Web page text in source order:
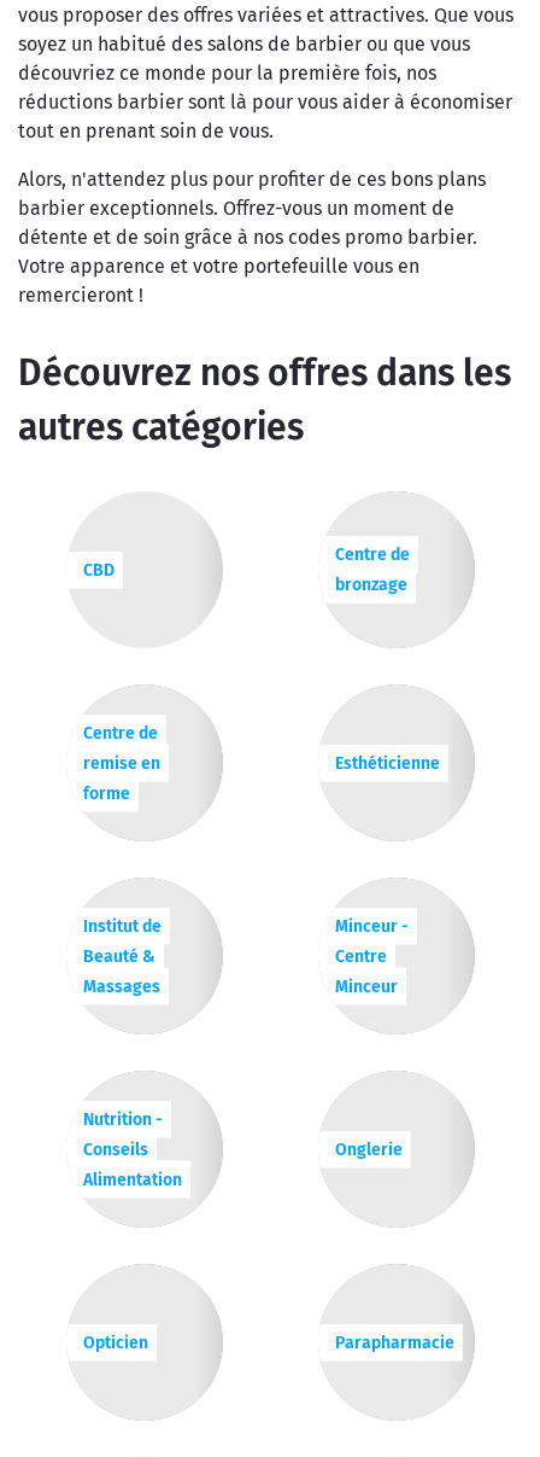
vous proposer des offres variées et attractives. Que vous
soyez un habitué des salons de barbier ou que vous
découvriez ce monde pour la première fois, nos
réductions barbier sont là pour vous aider à économiser
tout en prenant soin de vous.
Alors, n'attendez plus pour profiter de ces bons plans
barbier exceptionnels. Offrez-vous un moment de
détente et de soin grâce à nos codes promo barbier.
Votre apparence et votre portefeuille vous en
remercieront !
Découvrez nos offres dans les
autres catégories
CBD
Centre de
bronzage
Centre de
remise en
forme
Esthéticienne
Institut de
Beauté &
Massages
Minceur -
Centre
Minceur
Nutrition -
Conseils
Alimentation
Onglerie
Opticien Parapharmacie